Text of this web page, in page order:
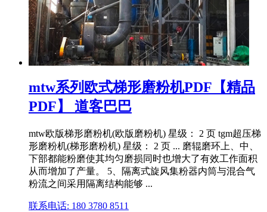
mtw系列欧式梯形磨粉机PDF【精品
PDF】 道客巴巴
mtw欧版梯形磨粉机(欧版磨粉机) 星级： 2 页 tgm超压梯
形磨粉机(梯形磨粉机) 星级： 2 页 ... 磨辊磨环上、中、
下部都能粉磨使其均匀磨损同时也增大了有效工作面积
从而增加了产量。 5、隔离式旋风集粉器内筒与混合气
粉流之间采用隔离结构能够 ...
联系电话: 180 3780 8511